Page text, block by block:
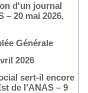
d'un journal
– 20 mai 2026,
Générale
2026
sert-il encore
de l’ANAS – 9